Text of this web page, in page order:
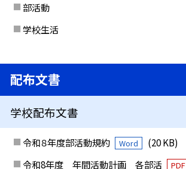
部活動
学校生活
配布文書
学校配布文書
令和８年度部活動規約 Word
(20 KB)
令和8年度 年間活動計画 各部活
PDF